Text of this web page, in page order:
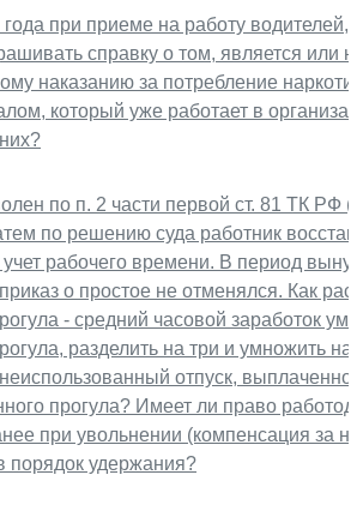
при приеме на работу водителей,
справку о том, является или
наказанию за потребление
который уже работает в
по п. 2 части первой ст. 81 ТК РФ
по решению суда работник
рабочего времени. В период
приказ о простое не отменялся. Как
- средний часовой заработок
разделить на три и умножить на
отпуск,
прогула? Имеет ли право
при увольнении (компенсация за
порядок удержания?